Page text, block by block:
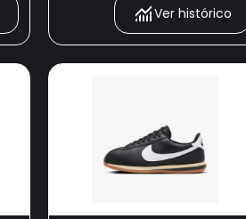
Ver histórico